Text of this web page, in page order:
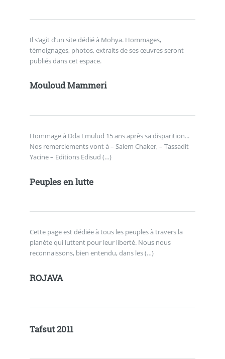
Il s’agit d’un site dédié à Mohya. Hommages,
témoignages, photos, extraits de ses œuvres seront
publiés dans cet espace.
Mouloud Mammeri
Hommage à Dda Lmulud 15 ans après sa disparition...
Nos remerciements vont à – Salem Chaker, – Tassadit
Yacine – Editions Edisud (…)
Peuples en lutte
Cette page est dédiée à tous les peuples à travers la
planète qui luttent pour leur liberté. Nous nous
reconnaissons, bien entendu, dans les (…)
ROJAVA
Tafsut 2011